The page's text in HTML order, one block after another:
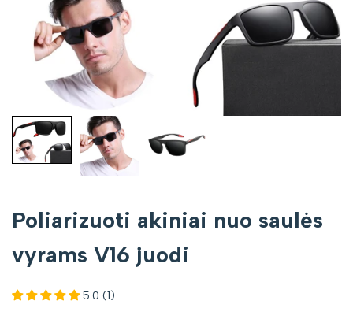
Poliarizuoti akiniai nuo saulės
vyrams V16 juodi
5.0 (1)